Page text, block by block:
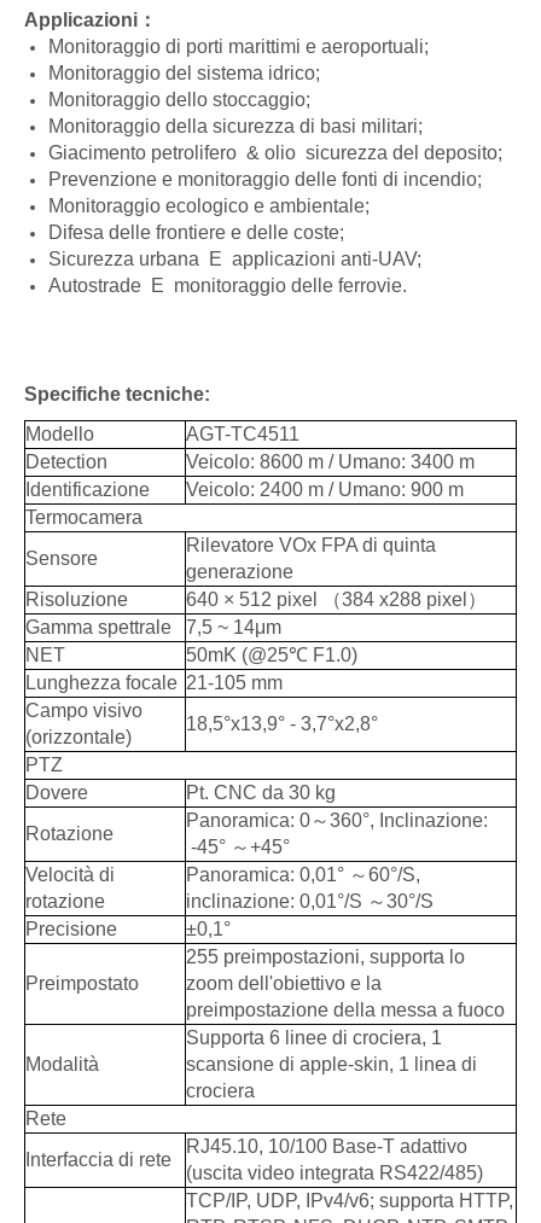
Applicazioni ：
Monitoraggio di porti marittimi e aeroportuali;
Monitoraggio del sistema idrico;
Monitoraggio dello stoccaggio;
Monitoraggio della sicurezza di basi militari;
Giacimento petrolifero & olio sicurezza del deposito;
Prevenzione e monitoraggio delle fonti di incendio;
Monitoraggio ecologico e ambientale;
Difesa delle frontiere e delle coste;
Sicurezza urbana E applicazioni anti-UAV;
Autostrade E monitoraggio delle ferrovie.
Specifiche tecniche:
Modello
AGT-TC4511
Detection
Veicolo: 8600 m / Umano: 3400 m
Identificazione
Veicolo: 2400 m / Umano: 900 m
Termocamera
Sensore
Rilevatore VOx FPA di quinta
generazione
Risoluzione
640 × 512 pixel （384 x288 pixel）
Gamma spettrale
7,5 ~ 14μm
NET
50mK (@25℃ F1.0)
Lunghezza focale 21-105 mm
Campo visivo
(orizzontale)
18,5°x13,9° - 3,7°x2,8°
PTZ
Dovere
Pt. CNC da 30 kg
Rotazione
Panoramica: 0～360°, Inclinazione:
-45° ～+45°
Velocità di
rotazione
Panoramica: 0,01° ～60°/S,
inclinazione: 0,01°/S ～30°/S
Precisione
±0,1°
Preimpostato
255 preimpostazioni, supporta lo
zoom dell'obiettivo e la
preimpostazione della messa a fuoco
Modalità
Supporta 6 linee di crociera, 1
scansione di apple-skin, 1 linea di
crociera
Rete
Interfaccia di rete
RJ45.10, 10/100 Base-T adattivo
(uscita video integrata RS422/485)
TCP/IP, UDP, IPv4/v6; supporta HTTP,